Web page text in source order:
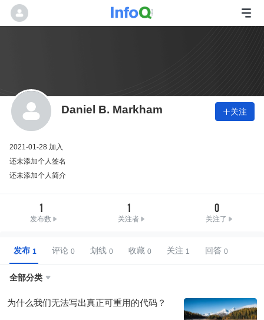
Daniel B. Markham 关注
2021-01-28 加入
还未添加个人签名
还未添加个人简介
1
发布数
1
关注者
0
关注了
发布 评论 划线 收藏 关注 回答
全部分类 
为什么我们无法写出真正可重用的代码？